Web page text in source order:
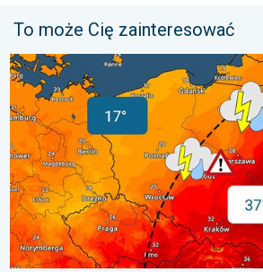
To może Cię zainteresować
20 stopni różnicy. Kontrast termiczny. .